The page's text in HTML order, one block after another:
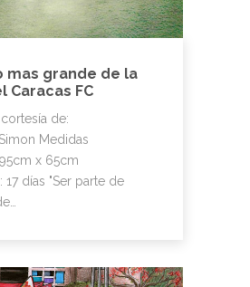
mas grande de la
Caracas FC
de:
Medidas
x 65cm
17 días "Ser parte de